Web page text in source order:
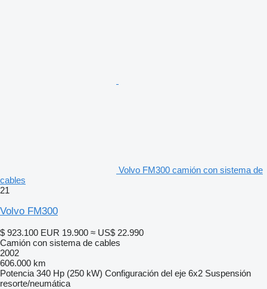
Volvo FM300 camión con sistema de
cables
21
Volvo FM300
$ 923.100 EUR 19.900 ≈ US$ 22.990
Camión con sistema de cables
2002
606.000 km
Potencia 340 Hp (250 kW) Configuración del eje 6x2 Suspensión
resorte/neumática